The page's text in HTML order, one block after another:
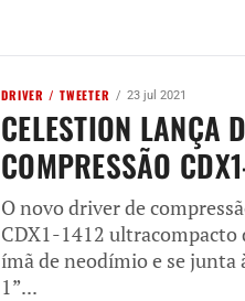
DRIVER / TWEETER 23 jul 2021
CELESTION LANÇA
COMPRESSÃO
O novo driver de
CDX1-1412 ultracompacto
ímã de neodímio e se junta
1”...